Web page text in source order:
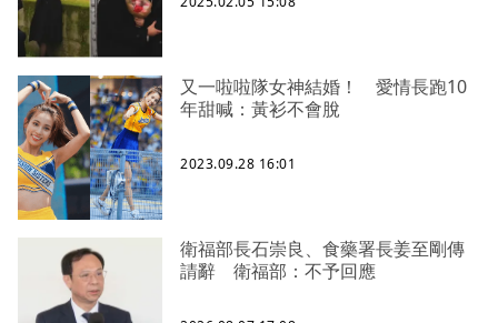
又一啦啦隊女神結婚！ 愛情長跑10
年甜喊：黃衫不會脫
2023.09.28 16:01
衛福部長石崇良、食藥署長姜至剛傳
請辭 衛福部：不予回應